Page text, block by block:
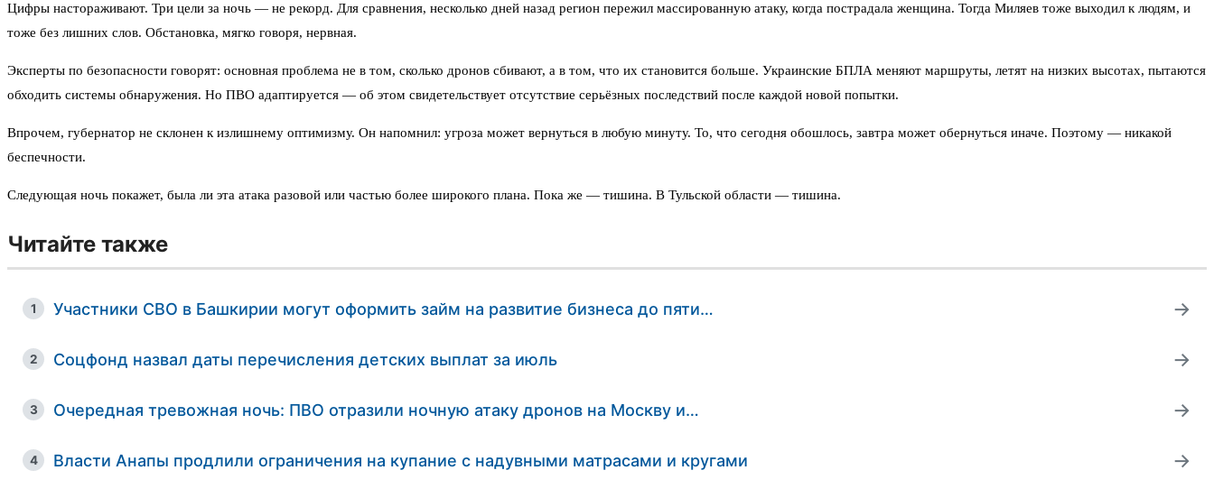
Цифры настораживают. Три цели за ночь — не рекорд. Для сравнения, несколько дней назад регион пережил массированную атаку, когда пострадала женщина. Тогда Миляев тоже выходил к людям, и
тоже без лишних слов. Обстановка, мягко говоря, нервная.
Эксперты по безопасности говорят: основная проблема не в том, сколько дронов сбивают, а в том, что их становится больше. Украинские БПЛА меняют маршруты, летят на низких высотах, пытаются
обходить системы обнаружения. Но ПВО адаптируется — об этом свидетельствует отсутствие серьёзных последствий после каждой новой попытки.
Впрочем, губернатор не склонен к излишнему оптимизму. Он напомнил: угроза может вернуться в любую минуту. То, что сегодня обошлось, завтра может обернуться иначе. Поэтому — никакой
беспечности.
Следующая ночь покажет, была ли эта атака разовой или частью более широкого плана. Пока же — тишина. В Тульской области — тишина.
Читайте также
1 Участники СВО в Башкирии могут оформить займ на развитие бизнеса до пяти… →
2 Соцфонд назвал даты перечисления детских выплат за июль →
3 Очередная тревожная ночь: ПВО отразили ночную атаку дронов на Москву и… →
4 Власти Анапы продлили ограничения на купание с надувными матрасами и кругами →